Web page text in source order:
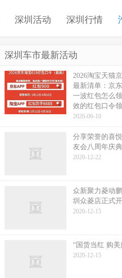
深圳活动 深圳行情
深圳车市最新活动
2026淘宝天猫
最新清单：京
一波红包怎么
效的红包口令
2026-06-10
分享荣誉的喜
友会八周年庆
2020-12-22
众新聚力菱动
圳众菱店正式
2020-12-15
“国货当红 购美
2020-12-15